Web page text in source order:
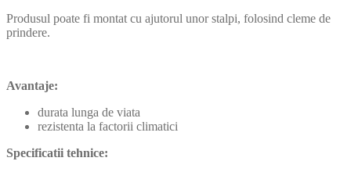
Produsul poate fi montat cu ajutorul unor stalpi, folosind cleme de
prindere.
Avantaje:
durata lunga de viata
rezistenta la factorii climatici
Specificatii tehnice: